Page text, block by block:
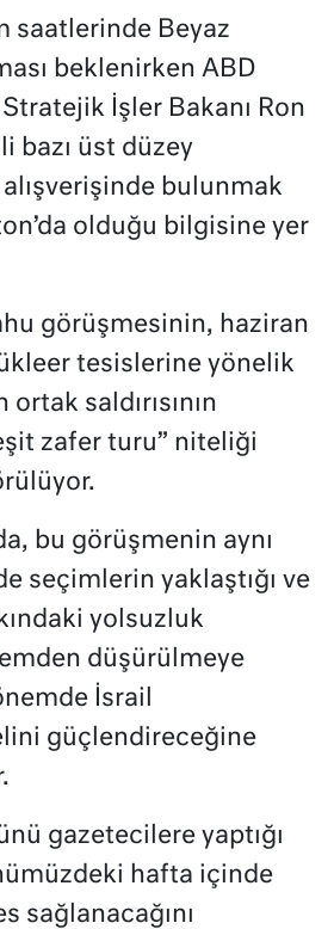
saatlerinde Beyaz
beklenirken ABD
Stratejik İşler Bakanı Ron
bazı üst düzey
bulunmak
olduğu bilgisine yer
görüşmesinin, haziran
tesislerine yönelik
ortak saldırısının
zafer turu” niteliği
bu görüşmenin aynı
seçimlerin yaklaştığı ve
yolsuzluk
düşürülmeye
İsrail
elini güçlendireceğine
gazetecilere yaptığı
hafta içinde
sağlanacağını